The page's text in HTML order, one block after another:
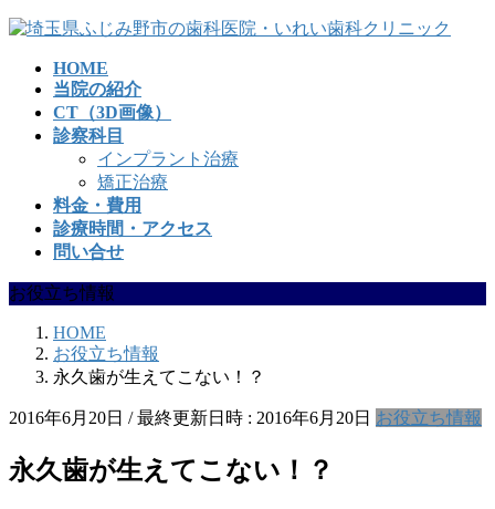
コ
ナ
HOME
当院の紹介
CT（3D画像）
診察科目
インプラント治療
矯正治療
料金・費用
診療時間・アクセス
問い合せ
お役立ち情報
HOME
お役立ち情報
永久歯が生えてこない！？
2016年6月20日 / 最終更新日時 : 2016年6月20日 お役立ち情報
永久歯が生えてこない！？